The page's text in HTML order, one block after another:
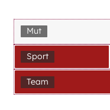
Mut
Sport
Team